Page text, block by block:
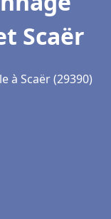
Scaër
à Scaër (29390)